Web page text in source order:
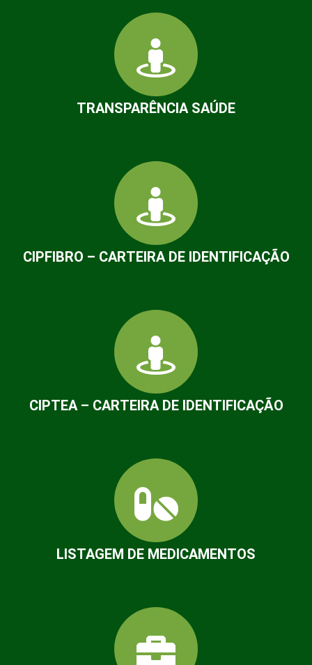
TRANSPARÊNCIA SAÚDE
CIPFIBRO – CARTEIRA DE IDENTIFICAÇÃO
CIPTEA – CARTEIRA DE IDENTIFICAÇÃO
LISTAGEM DE MEDICAMENTOS